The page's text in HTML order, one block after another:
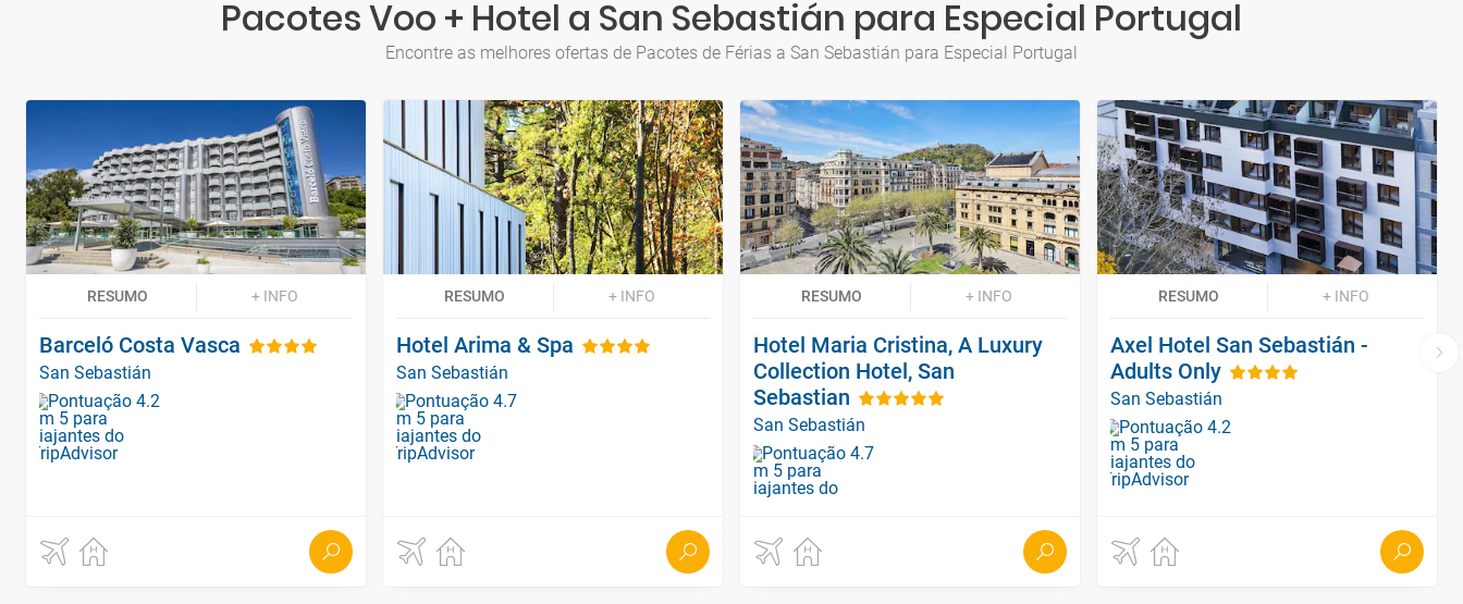
Pacotes Voo + Hotel a San Sebastián para Especial Portugal
Encontre as melhores ofertas de Pacotes de Férias a San Sebastián para Especial Portugal
RESUMO + INFO
Barceló Costa Vasca
San Sebastián
RESUMO + INFO
Hotel Arima & Spa
San Sebastián
RESUMO + INFO
Hotel Maria Cristina, A Luxury
Collection Hotel, San
Sebastian
San Sebastián
RESUMO + INFO
Axel Hotel San Sebastián -
Adults Only
San Sebastián